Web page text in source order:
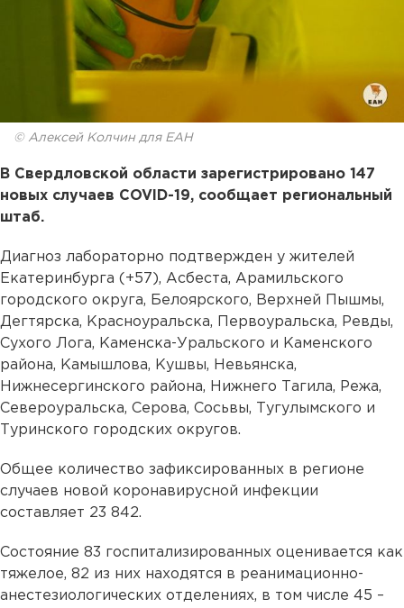
© Алексей Колчин для ЕАН
В Свердловской области зарегистрировано 147
новых случаев COVID-19, сообщает региональный
штаб.
Диагноз лабораторно подтвержден у жителей
Екатеринбурга (+57), Асбеста, Арамильского
городского округа, Белоярского, Верхней Пышмы,
Дегтярска, Красноуральска, Первоуральска, Ревды,
Сухого Лога, Каменска-Уральского и Каменского
района, Камышлова, Кушвы, Невьянска,
Нижнесергинского района, Нижнего Тагила, Режа,
Североуральска, Серова, Сосьвы, Тугулымского и
Туринского городских округов.
Общее количество зафиксированных в регионе
случаев новой коронавирусной инфекции
составляет 23 842.
Состояние 83 госпитализированных оценивается как
тяжелое, 82 из них находятся в реанимационно-
анестезиологических отделениях, в том числе 45 –